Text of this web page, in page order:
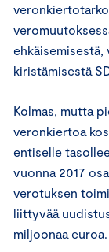
kiristämisestä
Kolmas, mutta
veronkiertoa
entiselle
vuonna 2017
verotuksen
liittyvää
miljoonaa euroa.